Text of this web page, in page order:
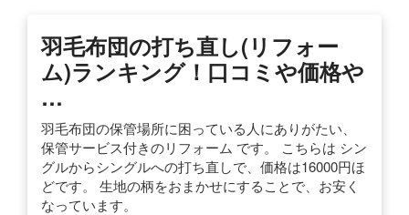
羽毛布団の打ち直し(リフォー
ム)ランキング！口コミや価格や
…
羽毛布団の保管場所に困っている人にありがたい、
保管サービス付きのリフォーム です。 こちらは シン
グルからシングルへの打ち直しで、価格は16000円ほ
どです。 生地の柄をおまかせにすることで、お安く
なっています。